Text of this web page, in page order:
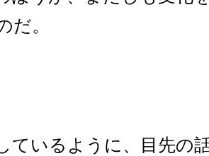
だ。
ているように、目先の